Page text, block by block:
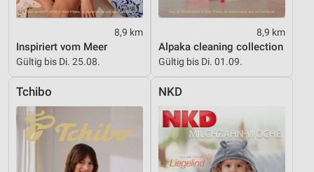
8,9 km
Inspiriert vom Meer
Gültig bis Di. 25.08.
8,9 km
Alpaka cleaning collection
Gültig bis Di. 01.09.
Tchibo NKD